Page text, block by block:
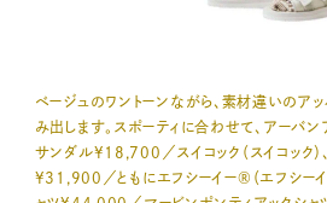
ベージュのワントーンながら、素材違いのア
み出します。スポーティに合わせて、アーバン
サンダル¥18,700／スイコック（スイコック
¥31,900／ともにエフシーイー®（エフシーイ